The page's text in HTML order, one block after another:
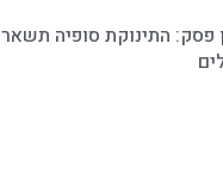
פסק: התינוקת סופיה תשאר